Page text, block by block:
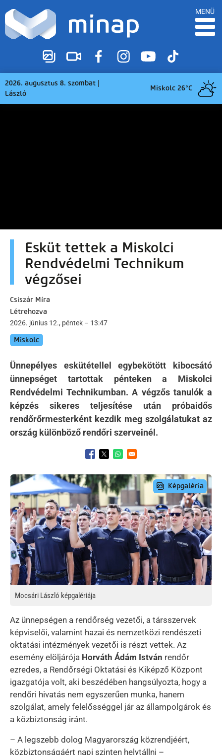
MENÜ
2026. augusztus 8. szombat |
László
Miskolc 26°C
Esküt tettek a Miskolci
Rendvédelmi Technikum
végzősei
Csiszár Míra
Létrehozva
2026. június 12., péntek – 13:47
Miskolc
Ünnepélyes eskütétellel egybekötött kibocsátó
ünnepséget tartottak pénteken a Miskolci
Rendvédelmi Technikumban. A végzős tanulók a
képzés sikeres teljesítése után próbaidős
rendőrőrmesterként kezdik meg szolgálatukat az
ország különböző rendőri szerveinél.
Opens in a new window
Opens in a new window
Opens in a new window
Preview Image
Mocsári László képgalériája
Az ünnepségen a rendőrség vezetői, a társszervek
képviselői, valamint hazai és nemzetközi rendészeti
oktatási intézmények vezetői is részt vettek. Az
esemény elöljárója Horváth Ádám István rendőr
ezredes, a Rendőrségi Oktatási és Kiképző Központ
igazgatója volt, aki beszédében hangsúlyozta, hogy a
rendőri hivatás nem egyszerűen munka, hanem
szolgálat, amely felelősséggel jár az állampolgárok és
a közbiztonság iránt.
– A legszebb dolog Magyarország közrendjéért,
közbiztonságáért napi szinten helytállni –